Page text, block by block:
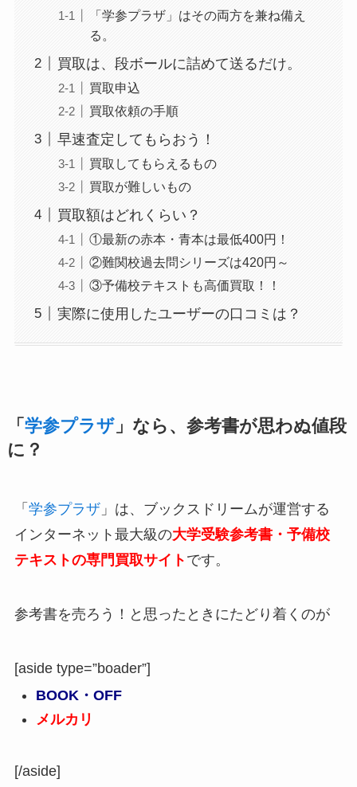
「学参プラザ」はその両方を兼ね備え
る。
買取は、段ボールに詰めて送るだけ。
買取申込
買取依頼の手順
早速査定してもらおう！
買取してもらえるもの
買取が難しいもの
買取額はどれくらい？
①最新の赤本・青本は最低400円！
②難関校過去問シリーズは420円～
③予備校テキストも高価買取！！
実際に使用したユーザーの口コミは？
「 学参プラザ」なら、参考書が思わぬ値段
に？
「 学参プラザ」は、ブックスドリームが運営する
インターネット最大級の大学受験参考書・予備校
テキストの専門買取サイト です。
参考書を売ろう！と思ったときにたどり着くのが
[aside type=”boader”]
BOOK・OFF
メルカリ
[/aside]